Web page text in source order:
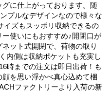
に仕上がっております。随
プルなデザインなので様々な
イズもスッポリ収納できるの
使いにもおすすめ♪開閉口が
ット式開閉で、荷物の取り
内側は収納ポケットも充実し
時までの注文は即日出荷！も
を思い浮かべ真心込めて梱
ファクトリーより入荷の新